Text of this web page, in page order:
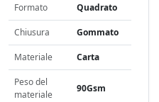
Formato Quadrato
Chiusura Gommato
Materiale Carta
Peso del
materiale
90Gsm